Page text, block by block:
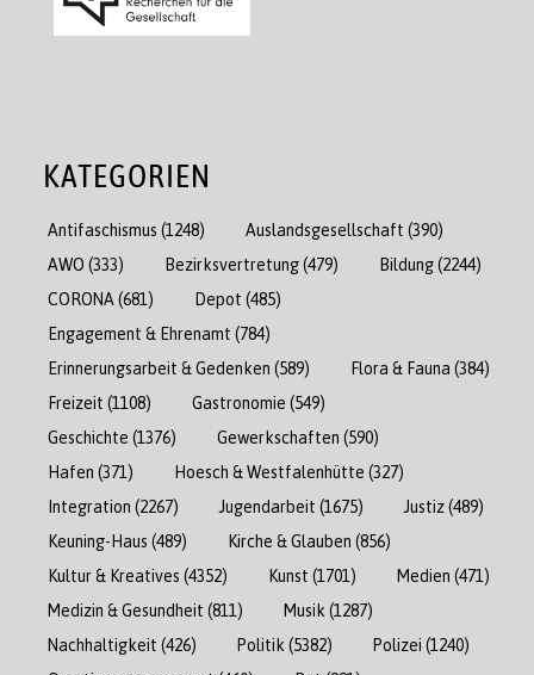
KATEGORIEN
Antifaschismus (1248) Auslandsgesellschaft (390)
AWO (333) Bezirksvertretung(479) Bildung(2244)
CORONA (681) Depot (485)
Engagement & Ehrenamt (784)
Erinnerungsarbeit & Gedenken (589) Flora & Fauna (384)
Freizeit (1108) Gastronomie (549)
Geschichte (1376) Gewerkschaften (590)
Hafen (371) Hoesch & Westfalenhütte (327)
Integration (2267) Jugendarbeit (1675) Justiz(489)
Keuning-Haus (489) Kirche & Glauben (856)
Kultur & Kreatives (4352) Kunst (1701) Medien (471)
Medizin & Gesundheit (811) Musik (1287)
Nachhaltigkeit (426) Politik (5382) Polizei (1240)